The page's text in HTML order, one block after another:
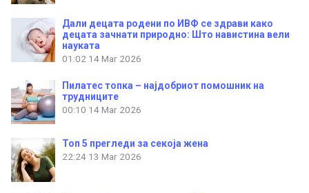
Дали децата родени по ИВФ се здрави како
децата зачнати природно: Што навистина вели
науката
01:02 14 Mar 2026
Пилатес топка – најдобриот помошник на
трудниците
00:10 14 Mar 2026
Топ 5 прегледи за секоја жена
22:24 13 Mar 2026